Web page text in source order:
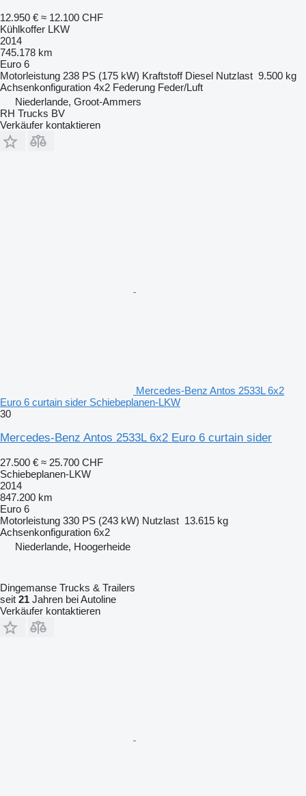
12.950 € ≈ 12.100 CHF
Kühlkoffer LKW
2014
745.178 km
Euro 6
Motorleistung 238 PS (175 kW) Kraftstoff Diesel Nutzlast 9.500 kg
Achsenkonfiguration 4x2 Federung Feder/Luft
Niederlande, Groot-Ammers
RH Trucks BV
Verkäufer kontaktieren
Mercedes-Benz Antos 2533L 6x2
Euro 6 curtain sider Schiebeplanen-LKW
30
Mercedes-Benz Antos 2533L 6x2 Euro 6 curtain sider
27.500 € ≈ 25.700 CHF
Schiebeplanen-LKW
2014
847.200 km
Euro 6
Motorleistung 330 PS (243 kW) Nutzlast 13.615 kg
Achsenkonfiguration 6x2
Niederlande, Hoogerheide
Dingemanse Trucks & Trailers
seit 21 Jahren bei Autoline
Verkäufer kontaktieren